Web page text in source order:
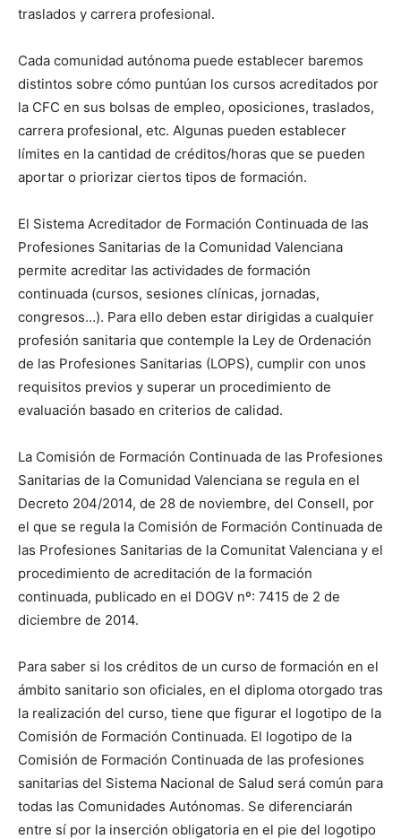
traslados y carrera profesional.
Cada comunidad autónoma puede establecer baremos
distintos sobre cómo puntúan los cursos acreditados por
la CFC en sus bolsas de empleo, oposiciones, traslados,
carrera profesional, etc. Algunas pueden establecer
límites en la cantidad de créditos/horas que se pueden
aportar o priorizar ciertos tipos de formación.
El Sistema Acreditador de Formación Continuada de las
Profesiones Sanitarias de la Comunidad Valenciana
permite acreditar las actividades de formación
continuada (cursos, sesiones clínicas, jornadas,
congresos…). Para ello deben estar dirigidas a cualquier
profesión sanitaria que contemple la Ley de Ordenación
de las Profesiones Sanitarias (LOPS), cumplir con unos
requisitos previos y superar un procedimiento de
evaluación basado en criterios de calidad.
La Comisión de Formación Continuada de las Profesiones
Sanitarias de la Comunidad Valenciana se regula en el
Decreto 204/2014, de 28 de noviembre, del Consell, por
el que se regula la Comisión de Formación Continuada de
las Profesiones Sanitarias de la Comunitat Valenciana y el
procedimiento de acreditación de la formación
continuada, publicado en el DOGV nº: 7415 de 2 de
diciembre de 2014.
Para saber si los créditos de un curso de formación en el
ámbito sanitario son oficiales, en el diploma otorgado tras
la realización del curso, tiene que figurar el logotipo de la
Comisión de Formación Continuada. El logotipo de la
Comisión de Formación Continuada de las profesiones
sanitarias del Sistema Nacional de Salud será común para
todas las Comunidades Autónomas. Se diferenciarán
entre sí por la inserción obligatoria en el pie del logotipo